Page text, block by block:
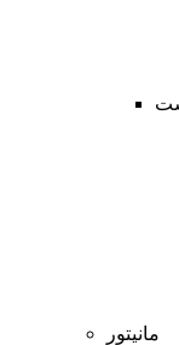
مانیتور